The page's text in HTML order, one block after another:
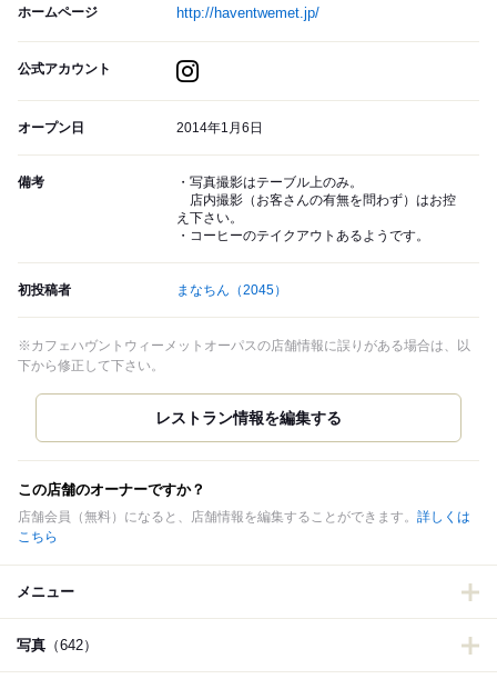
ホームページ http://haventwemet.jp/
公式アカウント
オープン日 2014年1月6日
備考
・写真撮影はテーブル上のみ。
店内撮影（お客さんの有無を問わず）はお控
え下さい。
・コーヒーのテイクアウトあるようです。
初投稿者 まなちん （2045）
※カフェハヴントウィーメットオーパスの店舗情報に誤りがある場合は、以
下から修正して下さい。
この店舗のオーナーですか？
店舗会員（無料）になると、店舗情報を編集することができます。 詳しくは
こちら
メニュー
写真 （642）